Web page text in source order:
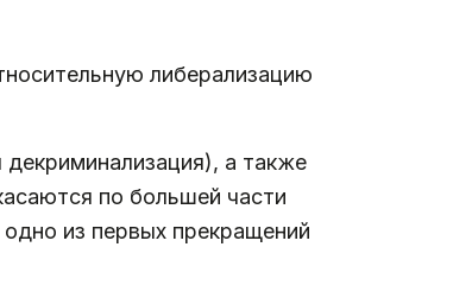
либерализацию
а также
по большей части
из первых прекращений